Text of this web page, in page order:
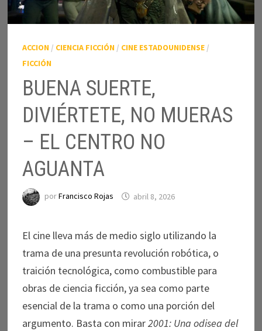
ACCION / CIENCIA FICCIÓN / CINE ESTADOUNIDENSE/
FICCIÓN
BUENA SUERTE,
DIVIÉRTETE, NO MUERAS
– EL CENTRO NO
AGUANTA
porFrancisco Rojas abril 8, 2026
El cine lleva más de medio siglo utilizando la
trama de una presunta revolución robótica, o
traición tecnológica, como combustible para
obras de ciencia ficción, ya sea como parte
esencial de la trama o como una porción del
argumento. Basta con mirar2001: Una odisea del